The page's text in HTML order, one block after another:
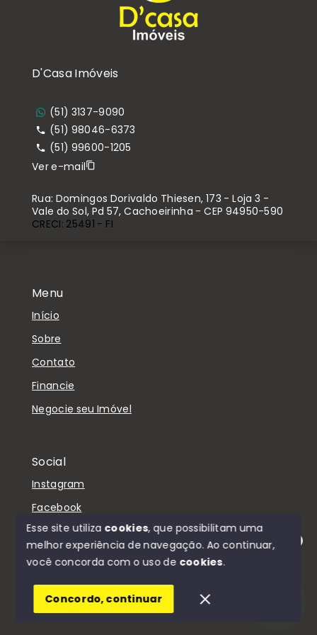
Olá! Estamos disponíveis para te ajudar.
Menu
Início
Sobre
Contato
Financie
Negocie seu Imóvel
Social
Instagram
Facebook
© Copyright 2026 - D'Casa Imóveis - Todos os
SITE PARA IMOBILIARIA
D'Casa Imóveis
(51) 3137-9090
(51) 98046-6373
(51) 99600-1205
Ver e-mail
Rua: Domingos Dorivaldo Thiesen, 173 - Loja 3 -
Vale do Sol, Pd 57, Cachoeirinha - CEP 94950-590
CRECI: 25491 - FI
Esse site utiliza cookies, que possibilitam uma
melhor experiência de navegação.Ao continuar,
você concorda com o uso de cookies.
Concordo, continuar